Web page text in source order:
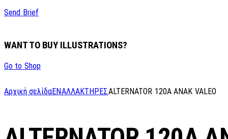
Send Brief
WANT TO BUY ILLUSTRATIONS?
Go to Shop
Αρχική σελίδαΕΝΑΛΛΑΚΤΗΡΕΣALTERNATOR 120A ANAK VALEO